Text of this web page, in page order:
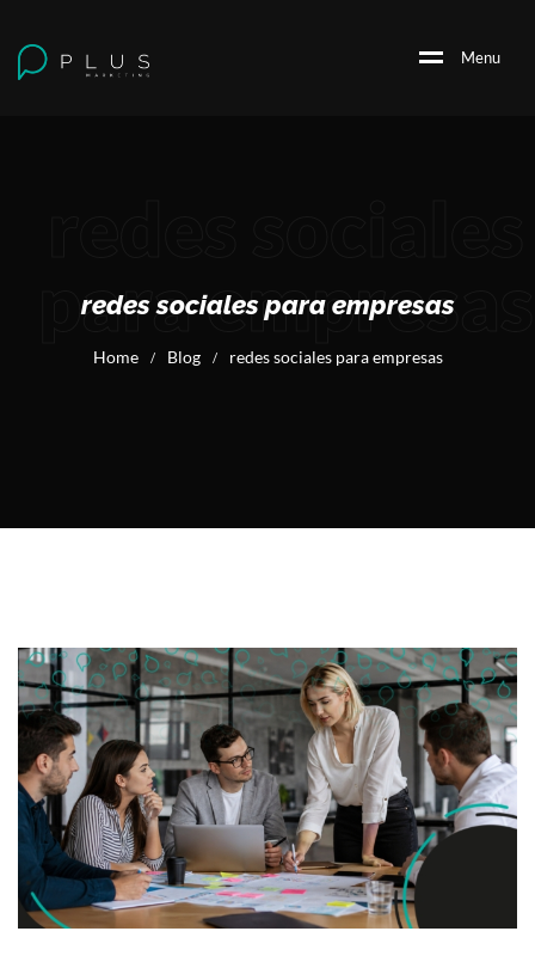
Menu
para empresas
redes sociales para empresas
Home / Blog / redes sociales para empresas